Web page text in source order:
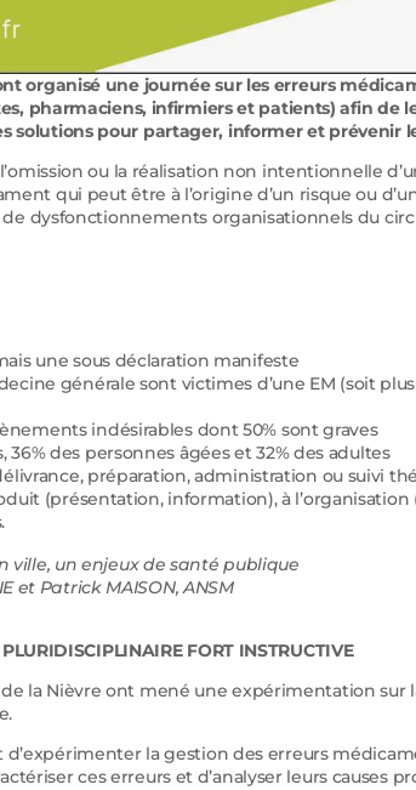
organisé une journée sur les erreurs
pharmaciens, infirmiers et patients) afin de
solutions pour partager, informer et prévenir
ou la réalisation non intentionnelle
qui peut être à l’origine d’un risque ou
de dysfonctionnements organisationnels du
une sous déclaration manifeste
générale sont victimes d’une EM (soit
indésirables dont 50% sont graves
des personnes âgées et 32% des adultes
préparation, administration ou suivi
(présentation, information), à
ville, un enjeux de santé publique
et Patrick MAISON, ANSM
FORT INSTRUCTIVE
la Nièvre ont mené une expérimentation sur
d’expérimenter la gestion des erreurs
ces erreurs et d’analyser leurs causes